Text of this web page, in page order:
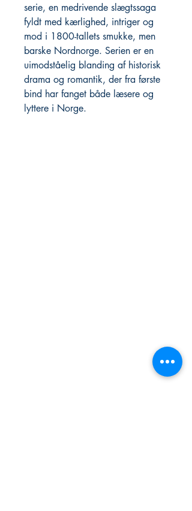
serie, en medrivende slægtssaga
fyldt med kærlighed, intriger og
mod i 1800-tallets smukke, men
barske Nordnorge. Serien er en
uimodståelig blanding af historisk
drama og romantik, der fra første
bind har fanget både læsere og
lyttere i Norge.